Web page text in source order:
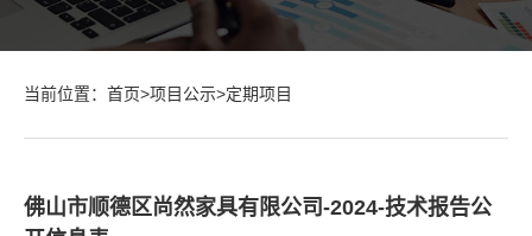
当前位置： 首页>项目公示>定期项目
佛山市顺德区尚然家具有限公司-2024-技术报告公